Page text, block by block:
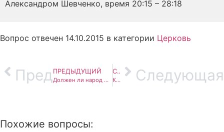
Александром Шевченко, время 20:15 – 28:18
Вопрос отвечен 14.10.2015 в категории Церковь
ПредПРЕДЫДУЩИЙ
Должен ли народ Украины, и христиане в том числе, искать грех, за который пришел Божий суд на Украину в виде войны?
СЛЕДУЮЩИЙ
Как мне исполнить призвание Бога служить прославлением, если в церкви уделяется больше внимания евангелизации? Следующая
Похожие вопросы: